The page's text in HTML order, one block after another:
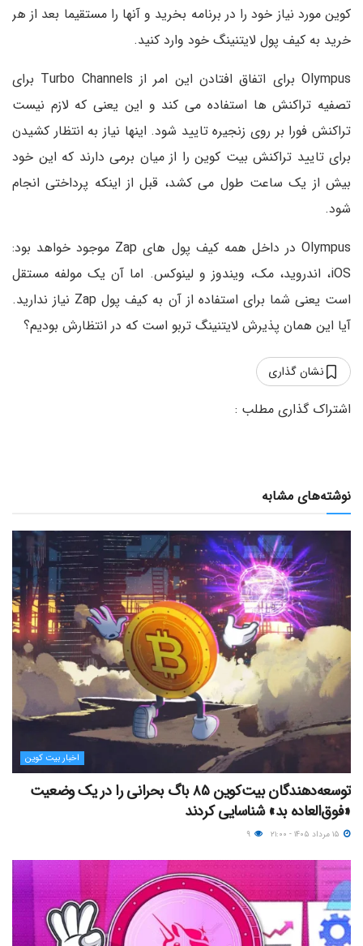
کوین مورد نیاز خود را در برنامه بخرید و آنها را مستقیما بعد از هر
خرید به کیف پول لایتنینگ خود وارد کنید.
Olympus برای اتفاق افتادن این امر از Turbo Channels برای
تصفیه تراکنش ها استفاده می کند و این یعنی که لازم نیست
تراکنش فورا بر روی زنجیره تایید شود. اینها نیاز به انتظار کشیدن
برای تایید تراکنش بیت کوین را از میان برمی دارند که این خود
بیش از یک ساعت طول می کشد، قبل از اینکه پرداختی انجام
شود.
Olympus در داخل همه کیف پول های Zap موجود خواهد بود:
iOS، اندروید، مک، ویندوز و لینوکس. اما آن یک مولفه مستقل
است یعنی شما برای استفاده از آن به کیف پول Zap نیاز ندارید.
آیا این همان پذیرش لایتنینگ تربو است که در انتظارش بودیم؟
نشان گذاری
نوشته‌های مشابه
اخبار بیت کوین
توسعه‌دهندگان بیت‌کوین ۸۵ باگ بحرانی را در یک وضعیت
«فوق‌العاده بد» شناسایی کردند